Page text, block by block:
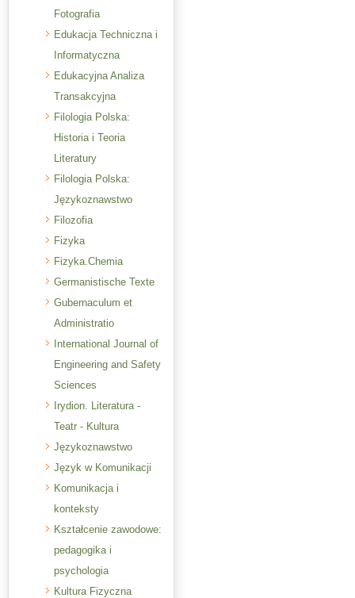
Fotografia
Edukacja Techniczna i
Informatyczna
Edukacyjna Analiza
Transakcyjna
Filologia Polska:
Historia i Teoria
Literatury
Filologia Polska:
Językoznawstwo
Filozofia
Fizyka
Fizyka.Chemia
Germanistische Texte
Gubernaculum et
Administratio
International Journal of
Engineering and Safety
Sciences
Irydion. Literatura -
Teatr - Kultura
Językoznawstwo
Język w Komunikacji
Komunikacja i
konteksty
Kształcenie zawodowe:
pedagogika i
psychologia
Kultura Fizyczna